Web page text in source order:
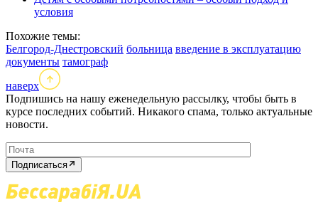
условия
Похожие темы:
Белгород-Днестровский больница введение в эксплуатацию
документы тамограф
наверх
Подпишись на нашу еженедельную рассылку, чтобы быть в
курсе последних событий. Никакого спама, только актуальные
новости.
Подписаться